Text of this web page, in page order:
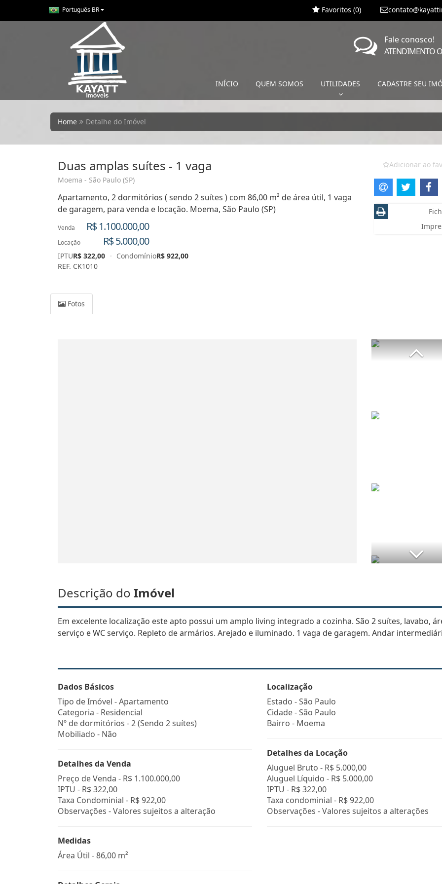
Português BR Favoritos (0)
INÍCIO QUEM SOMOS UTILIDADES CADASTRE SEU
Fale conosco!
ATENDIMENTO
Home Detalhe do Imóvel
Duas amplas suítes - 1 vaga
Moema - São Paulo (SP)
Apartamento, 2 dormitórios ( sendo 2 suítes ) com 86,00 m² de área útil, 1 vaga
de garagem, para venda e locação. Moema, São Paulo (SP)
Venda R$ 1.100.000,00
Locação R$ 5.000,00
IPTUR$ 322,00 · CondomínioR$ 922,00
REF. CK1010
Adicionar ao
Fotos
Descrição do Imóvel
Em excelente localização este apto possui um amplo living integrado a cozinha. São 2 suítes, lavabo,
serviço e WC serviço. Repleto de armários. Arejado e iluminado. 1 vaga de garagem. Andar
Dados Básicos
Tipo de Imóvel - Apartamento
Categoria - Residencial
Nº de dormitórios - 2 (Sendo 2 suítes)
Mobiliado - Não
Detalhes da Venda
Preço de Venda - R$ 1.100.000,00
IPTU - R$ 322,00
Taxa Condominial - R$ 922,00
Observações - Valores sujeitos a alteração
Medidas
Área Útil - 86,00 m²
Localização
Estado -São Paulo
Cidade -São Paulo
Bairro - Moema
Detalhes da Locação
Aluguel Bruto - R$ 5.000,00
Aluguel Líquido - R$ 5.000,00
IPTU - R$ 322,00
Taxa condominial - R$ 922,00
Observações - Valores sujeitos a alterações